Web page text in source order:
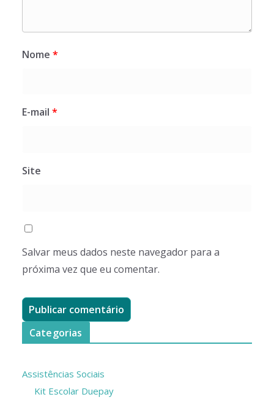
Nome *
E-mail *
Site
Salvar meus dados neste navegador para a
próxima vez que eu comentar.
Categorias
Assistências Sociais
Kit Escolar Duepay